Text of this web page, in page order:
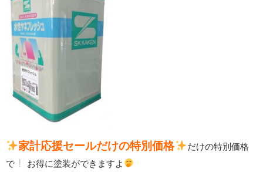
家計応援セールだけの特別価格
だけの特別価格
で
お得に塗装ができますよ